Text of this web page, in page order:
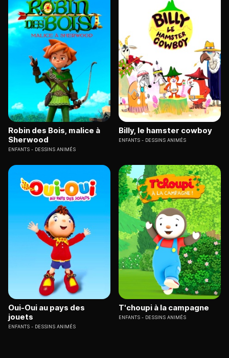
Robin des Bois, malice à
Sherwood
ENFANTS DESSINS ANIMÉS
Billy, le hamster cowboy
ENFANTS DESSINS ANIMÉS
Oui-Oui au pays des
jouets
ENFANTS DESSINS ANIMÉS
T'choupi à la campagne
ENFANTS DESSINS ANIMÉS